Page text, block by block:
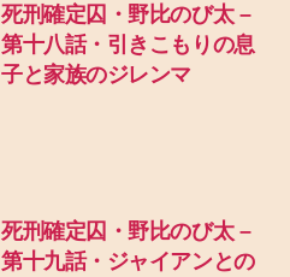
死刑確定囚・野比のび太 –
第十八話・引きこもりの息
子と家族のジレンマ
死刑確定囚・野比のび太 –
第十九話・ジャイアンとの